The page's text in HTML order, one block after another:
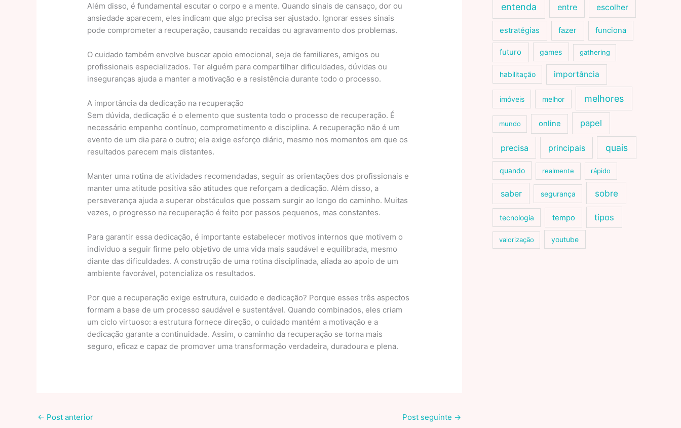
Além disso, é fundamental escutar o corpo e a mente. Quando sinais de cansaço, dor ou
ansiedade aparecem, eles indicam que algo precisa ser ajustado. Ignorar esses sinais
pode comprometer a recuperação, causando recaídas ou agravamento dos problemas.
O cuidado também envolve buscar apoio emocional, seja de familiares, amigos ou
profissionais especializados. Ter alguém para compartilhar dificuldades, dúvidas ou
inseguranças ajuda a manter a motivação e a resistência durante todo o processo.
A importância da dedicação na recuperação
Sem dúvida, dedicação é o elemento que sustenta todo o processo de recuperação. É
necessário empenho contínuo, comprometimento e disciplina. A recuperação não é um
evento de um dia para o outro; ela exige esforço diário, mesmo nos momentos em que os
resultados parecem mais distantes.
Manter uma rotina de atividades recomendadas, seguir as orientações dos profissionais e
manter uma atitude positiva são atitudes que reforçam a dedicação. Além disso, a
perseverança ajuda a superar obstáculos que possam surgir ao longo do caminho. Muitas
vezes, o progresso na recuperação é feito por passos pequenos, mas constantes.
Para garantir essa dedicação, é importante estabelecer motivos internos que motivem o
indivíduo a seguir firme pelo objetivo de uma vida mais saudável e equilibrada, mesmo
diante das dificuldades. A construção de uma rotina disciplinada, aliada ao apoio de um
ambiente favorável, potencializa os resultados.
Por que a recuperação exige estrutura, cuidado e dedicação? Porque esses três aspectos
formam a base de um processo saudável e sustentável. Quando combinados, eles criam
um ciclo virtuoso: a estrutura fornece direção, o cuidado mantém a motivação e a
dedicação garante a continuidade. Assim, o caminho da recuperação se torna mais
seguro, eficaz e capaz de promover uma transformação verdadeira, duradoura e plena.
← Post anterior Post seguinte →
entenda entre escolher
estratégias fazer funciona
futuro games gathering
habilitação importância
imóveis melhor melhores
mundo online papel
precisa principais quais
quando realmente rápido
saber segurança sobre
tecnologia tempo tipos
valorização youtube